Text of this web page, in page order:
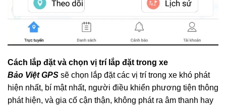
Cách lắp đặt và chọn vị trí lắp đặt trong xe
Bảo Việt GPS sẽ chọn lắp đặt các vị trí trong xe khó phát
hiện nhất, bí mật nhất, người điều khiển phương tiện thông
phát hiện, và gia cố cận thận, không phát ra âm thanh hay